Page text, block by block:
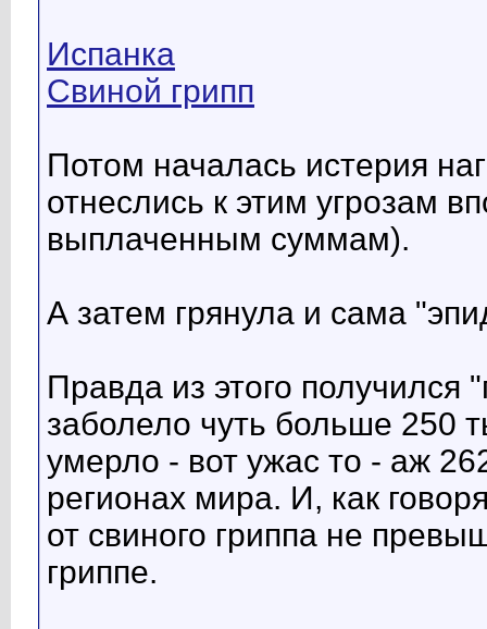
Испанка
Свиной грипп
Потом началась истерия
отнеслись к этим угрозам
выплаченным суммам).
А затем грянула и сама
Правда из этого
заболело чуть больше 250
умерло - вот ужас то - аж
регионах мира. И, как
от свиного гриппа не
гриппе.